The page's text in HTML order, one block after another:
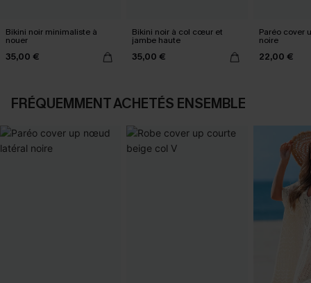
Bikini noir minimaliste à
nouer
35,00 €
Bikini noir à col cœur et
jambe haute
35,00 €
Paréo cover
noire
22,00 €
FRÉQUEMMENT ACHETÉS ENSEMBLE